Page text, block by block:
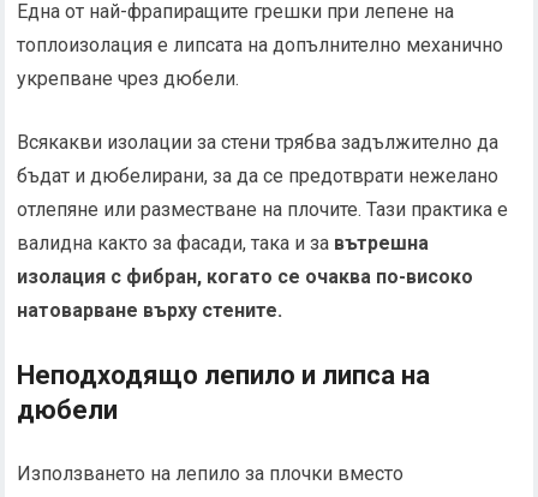
Една от най-фрапиращите грешки при лепене на
топлоизолация е липсата на допълнително механично
укрепване чрез дюбели.
Всякакви изолации за стени трябва задължително да
бъдат и дюбелирани, за да се предотврати нежелано
отлепяне или разместване на плочите. Тази практика е
валидна както за фасади, така и за вътрешна
изолация с фибран, когато се очаква по-високо
натоварване върху стените.
Неподходящо лепило и липса на
дюбели
Използването на лепило за плочки вместо